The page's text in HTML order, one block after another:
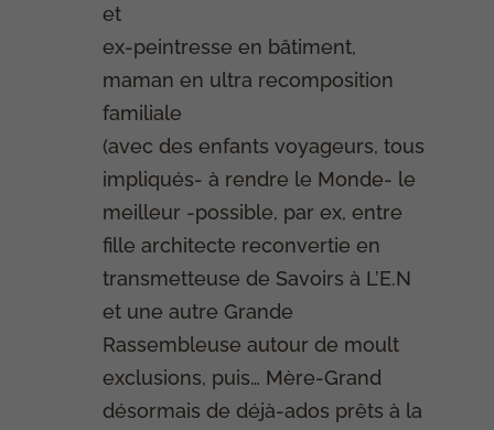
et
ex-peintresse en bâtiment,
maman en ultra recomposition
familiale
(avec des enfants voyageurs, tous
impliqués- à rendre le Monde- le
meilleur -possible, par ex, entre
fille architecte reconvertie en
transmetteuse de Savoirs à L’E.N
et une autre Grande
Rassembleuse autour de moult
exclusions, puis… Mère-Grand
désormais de déjà-ados prêts à la